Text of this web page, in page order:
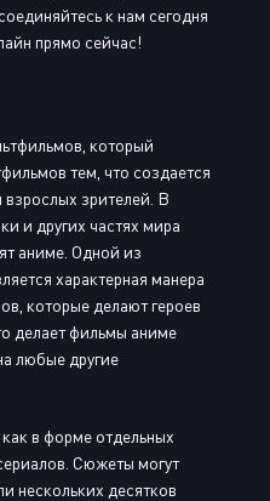
к нам сегодня
прямо сейчас!
который
тем, что создается
зрителей. В
и других частях мира
аниме. Одной из
характерная манера
которые делают героев
делает фильмы аниме
любые другие
в форме отдельных
Сюжеты могут
нескольких десятков